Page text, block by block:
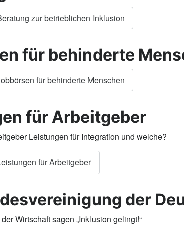
zur betrieblichen Inklusion
für behinderte
für behinderte Menschen
für Arbeitgeber
Leistungen für Integration und welche?
für Arbeitgeber
der
Wirtschaft sagen „Inklusion gelingt!“